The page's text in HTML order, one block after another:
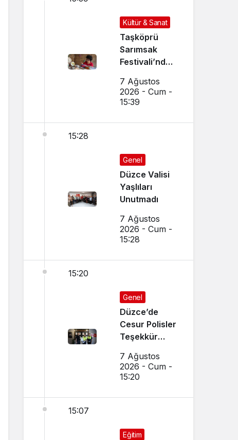
Kültür & Sanat
Taşköprü
Sarımsak
Festivali’nde
Yöresel
Lezzetler
7 Ağustos
2026 - Cum -
15:39
15:28
Genel
Düzce Valisi
Yaşlıları
Unutmadı
7 Ağustos
2026 - Cum -
15:28
15:20
Genel
Düzce’de
Cesur Polisler
Teşekkür
7 Ağustos
2026 - Cum -
15:20
15:07
Eğitim